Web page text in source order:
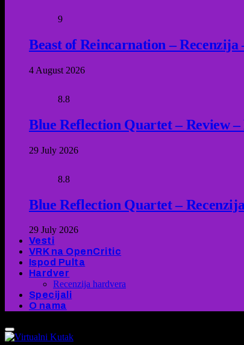
9
Beast of Reincarnation –
4 August 2026
8.8
Blue Reflection Quartet – Review
29 July 2026
8.8
Blue Reflection Quartet –
29 July 2026
Vesti
VRK na OpenCritic
Ispod Pulta
Hardver
Recenzija hardvera
Specijali
O nama